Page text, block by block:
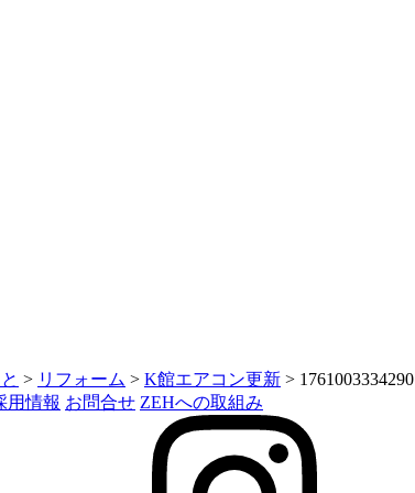
> リフォーム > K館エアコン更新 > 1761003334290
用情報 お問合せ ZEHへの取組み